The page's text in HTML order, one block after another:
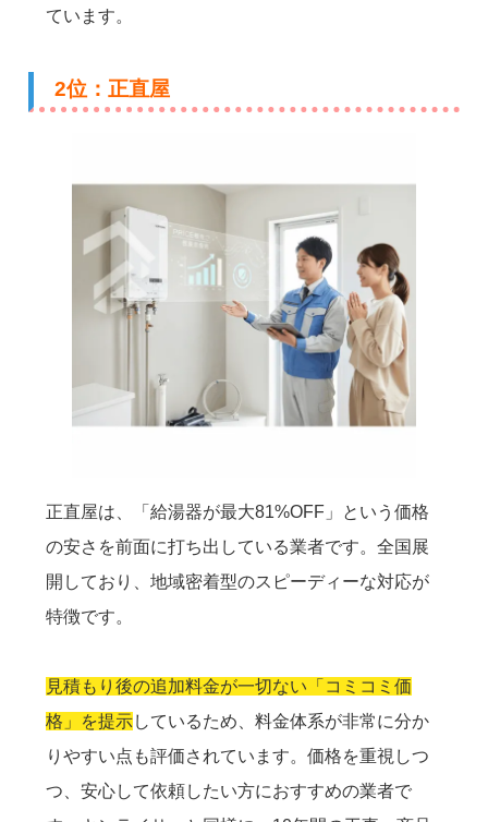
ています。
2位：正直屋
正直屋は、「給湯器が最大81%OFF」という価格
の安さを前面に打ち出している業者です。全国展
開しており、地域密着型のスピーディーな対応が
特徴です。
見積もり後の追加料金が一切ない「コミコミ価
格」を提示しているため、料金体系が非常に分か
りやすい点も評価されています。価格を重視しつ
つ、安心して依頼したい方におすすめの業者で